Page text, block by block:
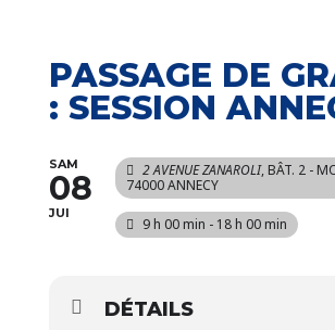
PASSAGE DE
: SESSION
SAM
08
JUI
2 AVENUE ZANAROLI, BÂT. 2 -
74000 ANNECY
9 h 00 min - 18 h 00 min
DÉTAILS